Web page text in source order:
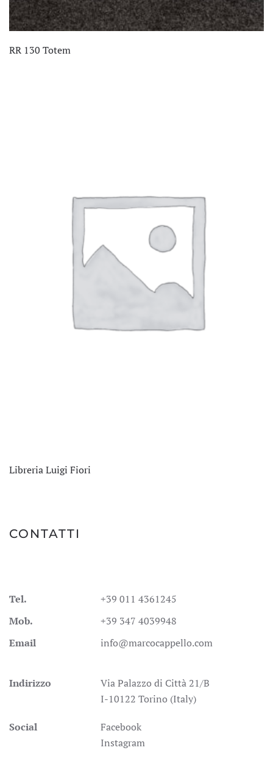
RR 130 Totem
Libreria Luigi Fiori
CONTATTI
Tel.
+39 011 4361245
Mob.
+39 347 4039948
Email
info@marcocappello.com
Indirizzo
Via Palazzo di Città 21/B
I-10122 Torino (Italy)
Social
Facebook
Instagram